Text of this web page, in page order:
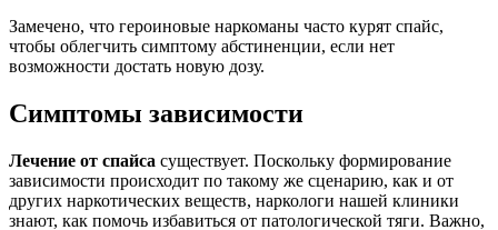
Замечено, что героиновые наркоманы часто курят спайс,
чтобы облегчить симптому абстиненции, если нет
возможности достать новую дозу.
Симптомы зависимости
Лечение от спайса существует. Поскольку формирование
зависимости происходит по такому же сценарию, как и от
других наркотических веществ, наркологи нашей клиники
знают, как помочь избавиться от патологической тяги. Важно,